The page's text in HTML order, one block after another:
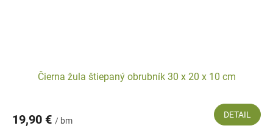
Čierna žula štiepaný obrubník 30 x 20 x 10 cm
19,90 € / bm
DETAIL